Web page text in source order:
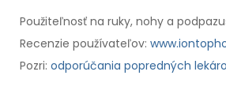
Použiteľnosť na ruky, nohy a
Recenzie používateľov:
Pozri: odporúčania popredných